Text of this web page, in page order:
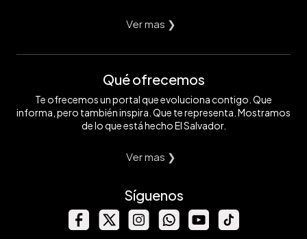
Ver mas ❯
Qué ofrecemos
Te ofrecemos un portal que evoluciona contigo. Que
informa, pero también inspira. Que te representa. Mostramos
de lo que está hecho El Salvador.
Ver mas ❯
Síguenos